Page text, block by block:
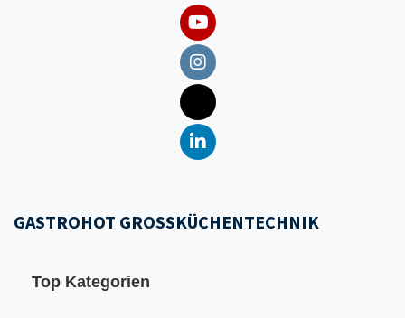
GASTROHOT GROSSKÜCHENTECHNIK
Top Kategorien